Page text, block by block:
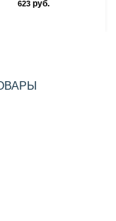
623руб.